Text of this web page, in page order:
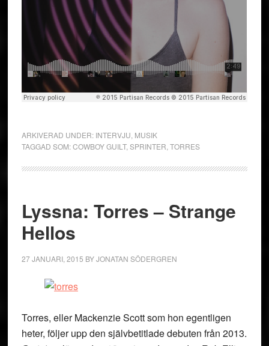
ARKIVERAD UNDER: INTERVJU MUSIK
TAGGAD SOM:COWBOY GUILT, SPRINTER TORRES
Lyssna: Torres – Strange
Hellos
27 JANUARI, 2015 BYJONATAN SÖDERGREN
Torres, eller Mackenzie Scott som hon egentligen
heter, följer upp den självbetitlade debuten från 2013.